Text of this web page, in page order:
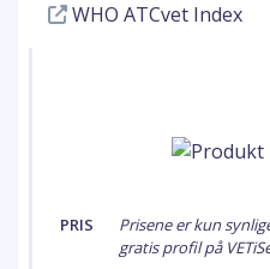
WHO ATCvet Index
PRIS
Prisene er kun
gratis profil på